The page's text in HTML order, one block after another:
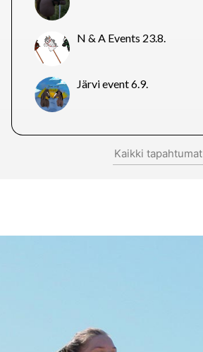
N & A Events 23.8.
Järvi event 6.9.
Kaikki tapahtumat